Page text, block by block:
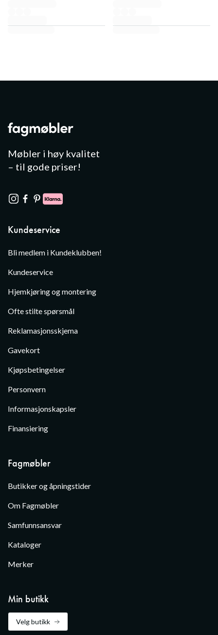
Møbler i høy kvalitet
– til gode priser!
Kundeservice
Bli medlem i Kundeklubben!
Kundeservice
Hjemkjøring og montering
Ofte stilte spørsmål
Reklamasjonsskjema
Gavekort
Kjøpsbetingelser
Personvern
Informasjonskapsler
Finansiering
Fagmøbler
Butikker og åpningstider
Om Fagmøbler
Samfunnsansvar
Kataloger
Merker
Min butikk
Velg butikk